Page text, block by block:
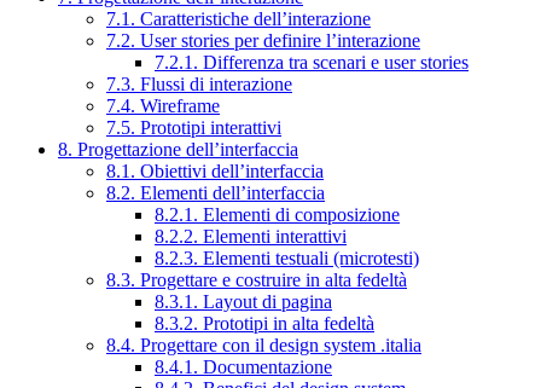
7.1. Caratteristiche dell’interazione
7.2. User stories per definire l’interazione
7.2.1. Differenza tra scenari e user stories
7.3. Flussi di interazione
7.4. Wireframe
7.5. Prototipi interattivi
8. Progettazione dell’interfaccia
8.1. Obiettivi dell’interfaccia
8.2. Elementi dell’interfaccia
8.2.1. Elementi di composizione
8.2.2. Elementi interattivi
8.2.3. Elementi testuali (microtesti)
8.3. Progettare e costruire in alta fedeltà
8.3.1. Layout di pagina
8.3.2. Prototipi in alta fedeltà
8.4. Progettare con il design system .italia
8.4.1. Documentazione